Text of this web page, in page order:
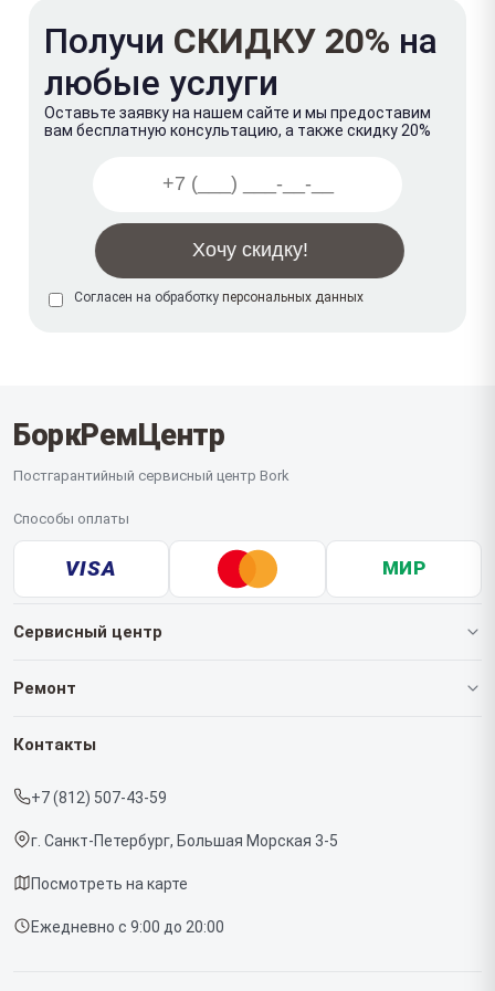
Получи СКИДКУ 20% на
любые услуги
Оставьте заявку на нашем сайте и мы предоставим
вам бесплатную консультацию, а также скидку 20%
Согласен на обработку персональных данных
БоркРемЦентр
Постгарантийный сервисный центр Bork
Способы оплаты
VISA МИР
Сервисный центр
О нашем сервисе
Срочный ремонт
Доставка и способы оплаты
Диагностика
Контакты
Ремонт
Роботов-пылесосов
Контакты
+7 (812) 507-43-59
г. Санкт-Петербург, Большая Морская 3-5
Посмотреть на карте
Ежедневно с 9:00 до 20:00